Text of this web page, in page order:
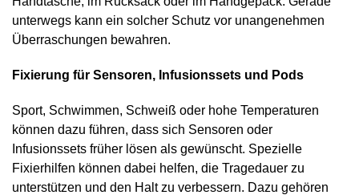
unterwegs kann ein solcher Schutz vor unangenehmen
Überraschungen bewahren.
Fixierung für Sensoren, Infusionssets und Pods
Sport, Schwimmen, Schweiß oder hohe Temperaturen
können dazu führen, dass sich Sensoren oder
Infusionssets früher lösen als gewünscht. Spezielle
Fixierhilfen können dabei helfen, die Tragedauer zu
unterstützen und den Halt zu verbessern. Dazu gehören